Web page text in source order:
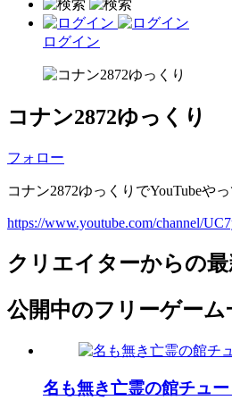
ログイン
コナン2872ゆっくり
フォロー
コナン2872ゆっくりでYouTubeや
https://www.youtube.com/channel/
クリエイターからの最
公開中のフリーゲーム
名も無き亡霊の館チュ